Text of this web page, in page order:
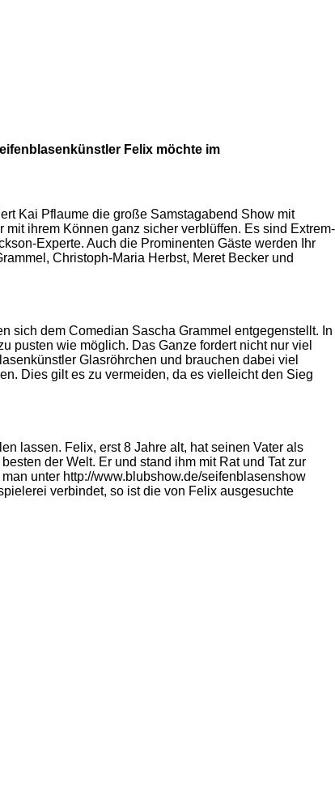
Felix möchte im
Kai Pflaume die große Samstagabend Show mit
ihrem Können ganz sicher verblüffen. Es sind Extrem-
Experte. Auch die Prominenten Gäste werden Ihr
Christoph-Maria Herbst, Meret Becker und
sich dem Comedian Sascha Grammel entgegenstellt. In
pusten wie möglich. Das Ganze fordert nicht nur viel
Glasröhrchen und brauchen dabei viel
Dies gilt es zu vermeiden, da es vielleicht den Sieg
lassen. Felix, erst 8 Jahre alt, hat seinen Vater als
der Welt. Er und stand ihm mit Rat und Tat zur
unter http://www.blubshow.de/seifenblasenshow
verbindet, so ist die von Felix ausgesuchte